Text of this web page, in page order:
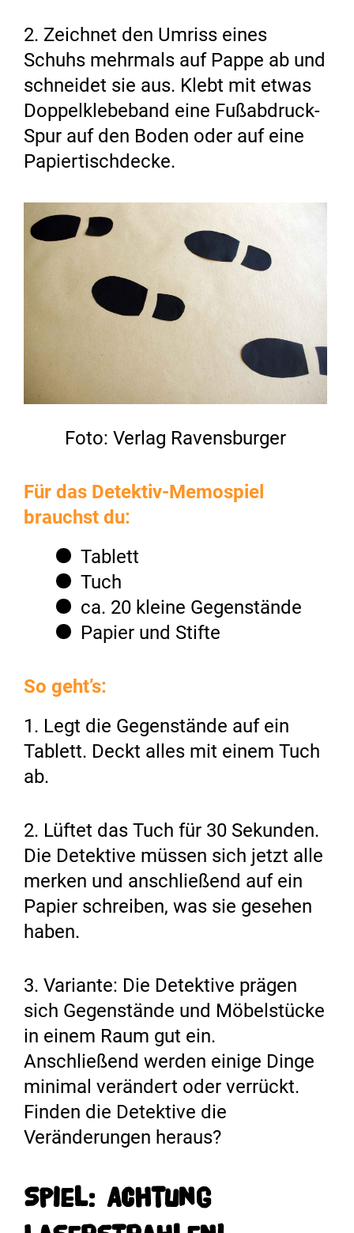
2. Zeichnet den Umriss eines
Schuhs mehrmals auf Pappe ab und
schneidet sie aus. Klebt mit etwas
Doppelklebeband eine Fußabdruck-
Spur auf den Boden oder auf eine
Papiertischdecke.
Foto: Verlag Ravensburger
Für das Detektiv-Memospiel
brauchst du:
Tablett
Tuch
ca. 20 kleine Gegenstände
Papier und Stifte
So geht’s:
1. Legt die Gegenstände auf ein
Tablett. Deckt alles mit einem Tuch
ab.
2. Lüftet das Tuch für 30 Sekunden.
Die Detektive müssen sich jetzt alle
merken und anschließend auf ein
Papier schreiben, was sie gesehen
haben.
3. Variante: Die Detektive prägen
sich Gegenstände und Möbelstücke
in einem Raum gut ein.
Anschließend werden einige Dinge
minimal verändert oder verrückt.
Finden die Detektive die
Veränderungen heraus?
Spiel: Achtung